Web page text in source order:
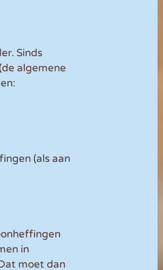
Sinds
algemene
(als aan
in
moet dan